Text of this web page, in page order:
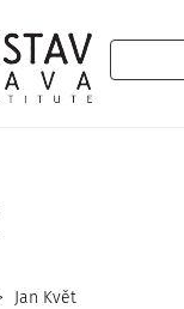
Hľadať
Jan Květ